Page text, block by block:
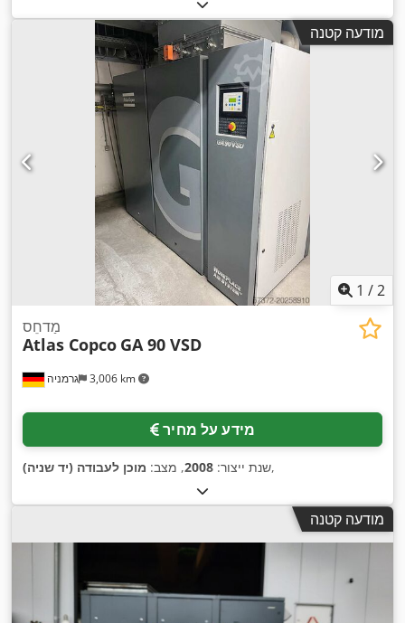
מודעה קטנה
1 /2
גרמניה 3,006 km
מַדחֵס
Atlas Copco GA 90 VSD
מידע על מחיר
שנת ייצור: 2008, מצב: מוכן לעבודה (יד שניה) ,
מודעה קטנה